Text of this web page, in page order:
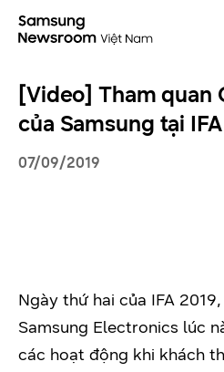
[Video] Tham quan
của Samsung tại
07/09/2019
Ngày thứ hai của IFA
Samsung Electronics lúc
các hoạt động khi khách